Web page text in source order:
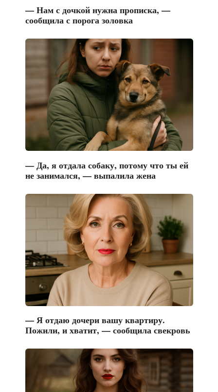
— Нам с дочкой нужна прописка, —
сообщила с порога золовка
— Да, я отдала собаку, потому что ты ей
не занимался, — выпалила жена
— Я отдаю дочери вашу квартиру.
Пожили, и хватит, — сообщила свекровь